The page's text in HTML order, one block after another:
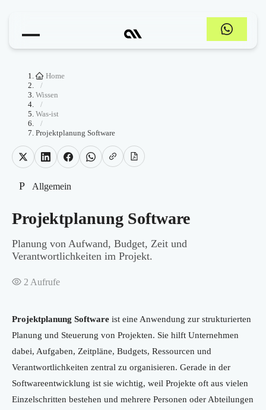
Home
/
Wissen
/
Was-ist
/
Projektplanung Software
P Allgemein
Projektplanung Software
Planung von Aufwand, Budget, Zeit und
Verantwortlichkeiten im Projekt.
2 Aufrufe
Projektplanung Software ist eine Anwendung zur strukturierten
Planung und Steuerung von Projekten. Sie hilft Unternehmen
dabei, Aufgaben, Zeitpläne, Budgets, Ressourcen und
Verantwortlichkeiten zentral zu organisieren. Gerade in der
Softwareentwicklung ist sie wichtig, weil Projekte oft aus vielen
Einzelschritten bestehen und mehrere Personen oder Abteilungen